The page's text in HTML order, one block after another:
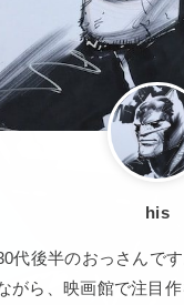
his
代後半のおっさんで
がら、映画館で注目